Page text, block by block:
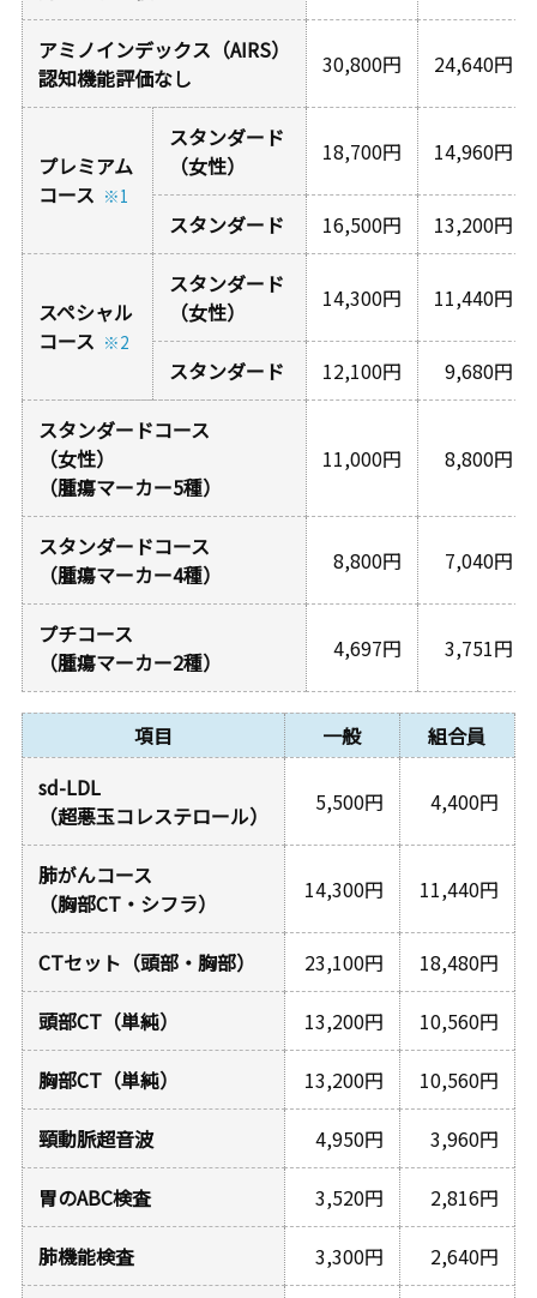
アミノインデックス（AIRS）
認知機能評価なし
30,800円 24,640円
プレミアム
コース ※1
スタンダード
（女性）
18,700円 14,960円
スタンダード 16,500円 13,200円
スペシャル
コース ※2
スタンダード
（女性）
14,300円 11,440円
スタンダード 12,100円 9,680円
スタンダードコース
（女性）
（腫瘍マーカー5種）
11,000円 8,800円
スタンダードコース
（腫瘍マーカー4種）
8,800円 7,040円
プチコース
（腫瘍マーカー2種）
4,697円 3,751円
項目 一般
組合員
sd-LDL
（超悪玉コレステロール）
5,500円 4,400円
肺がんコース
（胸部CT・シフラ）
14,300円 11,440円
CTセット（頭部・胸部） 23,100円 18,480円
頭部CT（単純） 13,200円 10,560円
胸部CT（単純） 13,200円 10,560円
頸動脈超音波 4,950円 3,960円
胃のABC検査 3,520円 2,816円
肺機能検査 3,300円 2,640円